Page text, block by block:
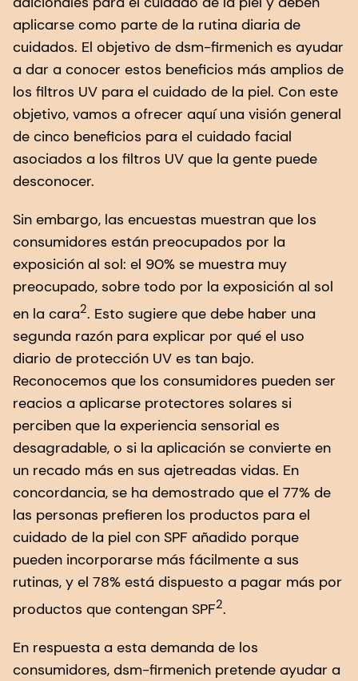
aplicarse como parte de la rutina diaria de
cuidados. El objetivo de dsm-firmenich es ayudar
a dar a conocer estos beneficios más amplios de
los filtros UV para el cuidado de la piel. Con este
objetivo, vamos a ofrecer aquí una visión general
de cinco beneficios para el cuidado facial
asociados a los filtros UV que la gente puede
desconocer.
Sin embargo, las encuestas muestran que los
consumidores están preocupados por la
exposición al sol: el 90% se muestra muy
preocupado, sobre todo por la exposición al sol
en la cara2. Esto sugiere que debe haber una
segunda razón para explicar por qué el uso
diario de protección UV es tan bajo.
Reconocemos que los consumidores pueden ser
reacios a aplicarse protectores solares si
perciben que la experiencia sensorial es
desagradable, o si la aplicación se convierte en
un recado más en sus ajetreadas vidas. En
concordancia, se ha demostrado que el 77% de
las personas prefieren los productos para el
cuidado de la piel con SPF añadido porque
pueden incorporarse más fácilmente a sus
rutinas, y el 78% está dispuesto a pagar más por
productos que contengan SPF2.
En respuesta a esta demanda de los
consumidores, dsm-firmenich pretende ayudar a